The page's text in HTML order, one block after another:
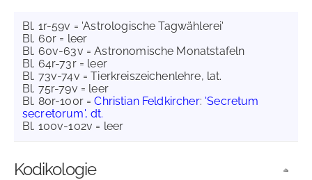
Bl. 1r-59v = 'Astrologische Tagwählerei'
Bl. 60r = leer
Bl. 60v-63v = Astronomische Monatstafeln
Bl. 64r-73r = leer
Bl. 73v-74v = Tierkreiszeichenlehre, lat.
Bl. 75r-79v = leer
Bl. 80r-100r =Christian Feldkircher: 'Secretum
secretorum', dt.
Bl. 100v-102v = leer
Kodikologie